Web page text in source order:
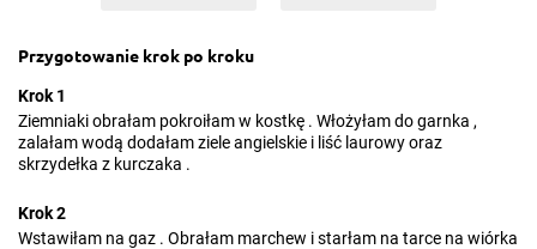
Przygotowanie krok po kroku
Krok 1
Ziemniaki obrałam pokroiłam w kostkę . Włożyłam do garnka ,
zalałam wodą dodałam ziele angielskie i liść laurowy oraz
skrzydełka z kurczaka .
Krok 2
Wstawiłam na gaz . Obrałam marchew i starłam na tarce na wiórka